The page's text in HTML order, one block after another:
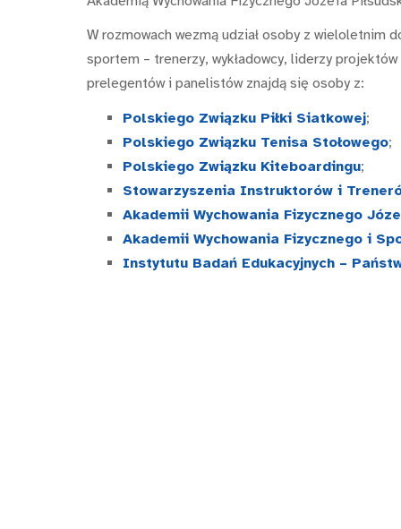
W rozmowach wezmą udział osoby z wieloletnim
sportem – trenerzy, wykładowcy, liderzy
prelegentów i panelistów znajdą się osoby z:
Polskiego Związku Piłki Siatkowej;
Polskiego Związku Tenisa Stołowego;
Polskiego Związku Kiteboardingu;
Stowarzyszenia Instruktorów i
Akademii Wychowania Fizycznego
Akademii Wychowania Fizycznego i
Instytutu Badań Edukacyjnych –